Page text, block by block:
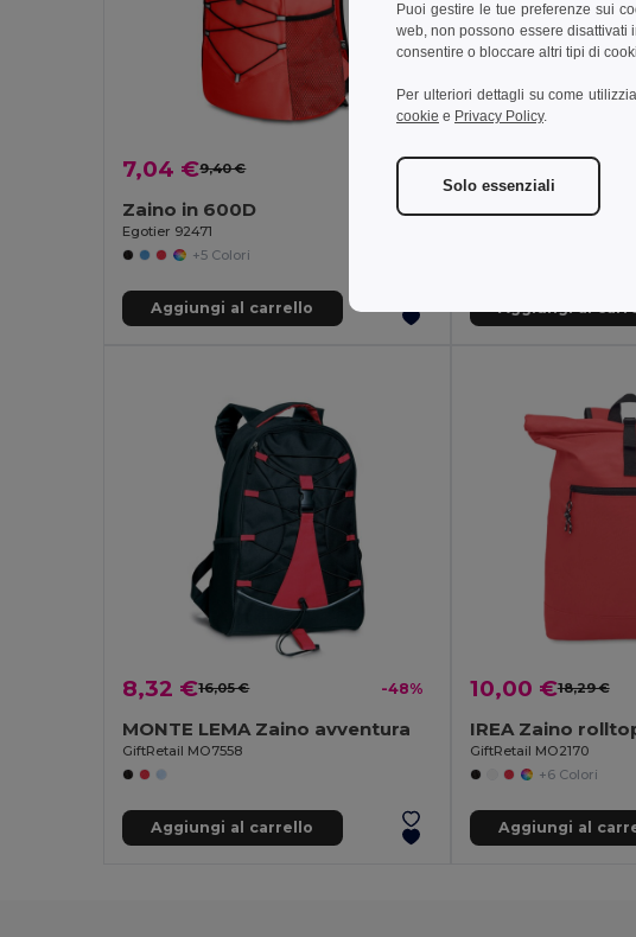
7,04 €9,40 € -25%
Zaino in 600D
Egotier 92471
+5 Colori
Aggiungi al carrello
Zaino in
Aggiungi al
8,32 €16,05 € -48%
MONTE LEMA Zaino avventura
GiftRetail MO7558
Aggiungi al carrello
10,00 €18,29 €
IREA Zaino
GiftRetail MO2170
+6 Colori
Aggiungi al
Puoi gestire le tue preferenze sui
web, non possono essere disattivati
consentire o bloccare altri tipi di
Per ulteriori dettagli su come
cookie e Privacy Policy.
Solo essenziali